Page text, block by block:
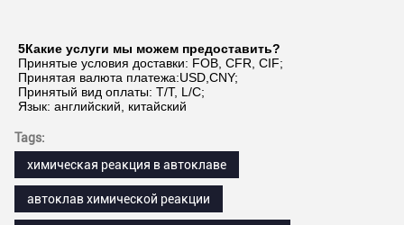
5Какие услуги мы можем предоставить?
Принятые условия доставки: FOB, CFR, CIF;
Принятая валюта платежа:USD,CNY;
Принятый вид оплаты: T/T, L/C;
Язык: английский, китайский
Tags:
химическая реакция в автоклаве
автоклав химической реакции